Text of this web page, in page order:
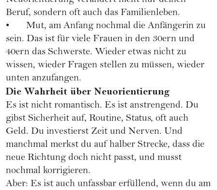
Beruf, sondern oft auch das Familienleben.
• Mut, am Anfang nochmal die Anfängerin zu
sein. Das ist für viele Frauen in den 30ern und
40ern das Schwerste. Wieder etwas nicht zu
wissen, wieder Fragen stellen zu müssen, wieder
unten anzufangen.
Die Wahrheit über Neuorientierung
Es ist nicht romantisch. Es ist anstrengend. Du
gibst Sicherheit auf, Routine, Status, oft auch
Geld. Du investierst Zeit und Nerven. Und
manchmal merkst du auf halber Strecke, dass die
neue Richtung doch nicht passt, und musst
nochmal korrigieren.
Aber: Es ist auch unfassbar erfüllend, wenn du am